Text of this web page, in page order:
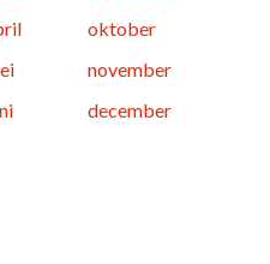
oktober
november
december